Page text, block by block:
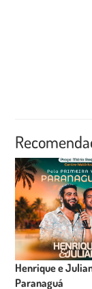
Henrique e
Paranaguá